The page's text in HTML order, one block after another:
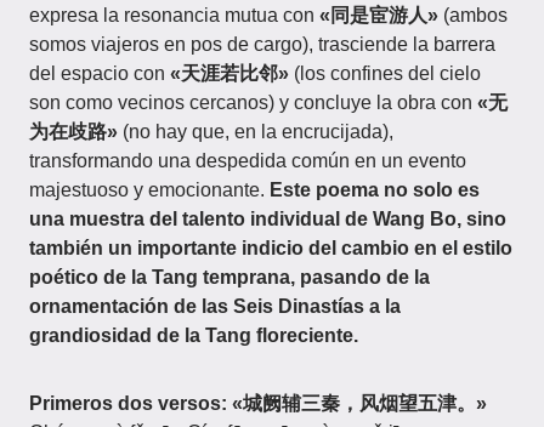
expresa la resonancia mutua con «同是宦游人» (ambos
somos viajeros en pos de cargo), trasciende la barrera
del espacio con «天涯若比邻» (los confines del cielo
son como vecinos cercanos) y concluye la obra con «无
为在歧路» (no hay que, en la encrucijada),
transformando una despedida común en un evento
majestuoso y emocionante. Este poema no solo es
una muestra del talento individual de Wang Bo, sino
también un importante indicio del cambio en el estilo
poético de la Tang temprana, pasando de la
ornamentación de las Seis Dinastías a la
grandiosidad de la Tang floreciente.
Primeros dos versos: «城阙辅三秦，风烟望五津。»